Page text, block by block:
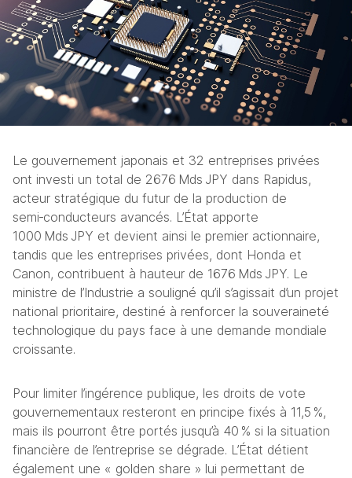
Le gouvernement japonais et 32 entreprises privées
ont investi un total de 2676 Mds JPY dans Rapidus,
acteur stratégique du futur de la production de
semi‑conducteurs avancés. L’État apporte
1000 Mds JPY et devient ainsi le premier actionnaire,
tandis que les entreprises privées, dont Honda et
Canon, contribuent à hauteur de 1676 Mds JPY. Le
ministre de l’Industrie a souligné qu’il s’agissait d’un projet
national prioritaire, destiné à renforcer la souveraineté
technologique du pays face à une demande mondiale
croissante.
Pour limiter l’ingérence publique, les droits de vote
gouvernementaux resteront en principe fixés à 11,5 %,
mais ils pourront être portés jusqu’à 40 % si la situation
financière de l’entreprise se dégrade. L’État détient
également une « golden share » lui permettant de